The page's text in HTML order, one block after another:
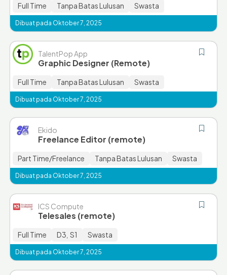
Full Time Tanpa Batas Lulusan Swasta
Dibuat pada Oktober 7, 2025
TalentPop App
Graphic Designer (Remote)
Full Time Tanpa Batas Lulusan Swasta
Dibuat pada Oktober 7, 2025
Ekido
Freelance Editor (remote)
Part Time/Freelance Tanpa Batas Lulusan Swasta
Dibuat pada Oktober 7, 2025
ICS Compute
Telesales (remote)
Full Time D3 S1 Swasta
Dibuat pada Oktober 7, 2025